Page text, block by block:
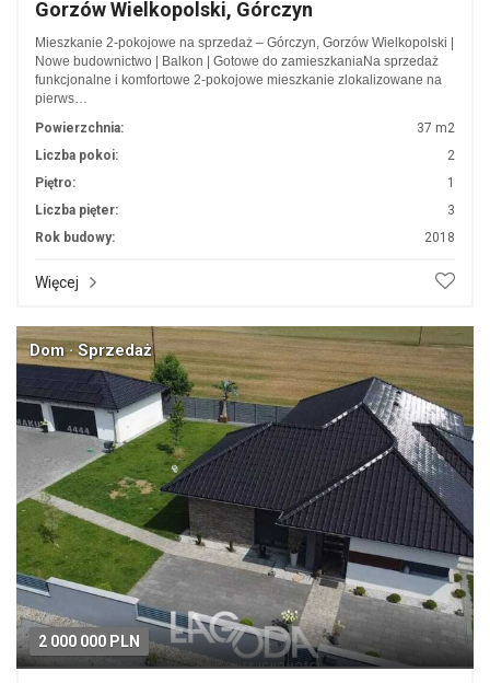
Gorzów Wielkopolski, Górczyn
Mieszkanie 2-pokojowe na sprzedaż – Górczyn, Gorzów Wielkopolski |
Nowe budownictwo | Balkon | Gotowe do zamieszkaniaNa sprzedaż
funkcjonalne i komfortowe 2-pokojowe mieszkanie zlokalizowane na
pierws…
Powierzchnia:
37 m2
Liczba pokoi:
2
Piętro:
1
Liczba pięter:
3
Rok budowy:
2018
Więcej
2 000 000 PLN
Dom · Sprzedaż